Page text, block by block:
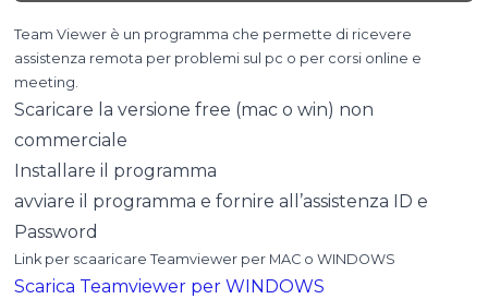
Team Viewer è un programma che permette di ricevere
assistenza remota per problemi sul pc o per corsi online e
meeting.
Scaricare la versione free (mac o win) non
commerciale
Installare il programma
avviare il programma e fornire all’assistenza ID e
Password
Link per scaaricare Teamviewer per MAC o WINDOWS
Scarica Teamviewer per WINDOWS